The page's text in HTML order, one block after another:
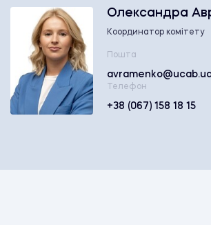
Олександра
Координатор комітету
Пошта
Телефон
+38 (067) 158 18 15